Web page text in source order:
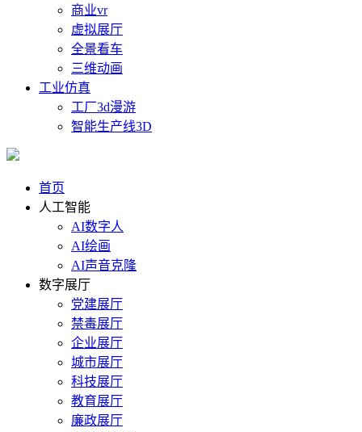
商业vr
虚拟展厅
全景看车
三维动画
工业仿真
工厂3d漫游
智能生产线3D
首页
人工智能
AI数字人
AI绘画
AI声音克隆
数字展厅
党建展厅
禁毒展厅
企业展厅
城市展厅
科技展厅
教育展厅
廉政展厅